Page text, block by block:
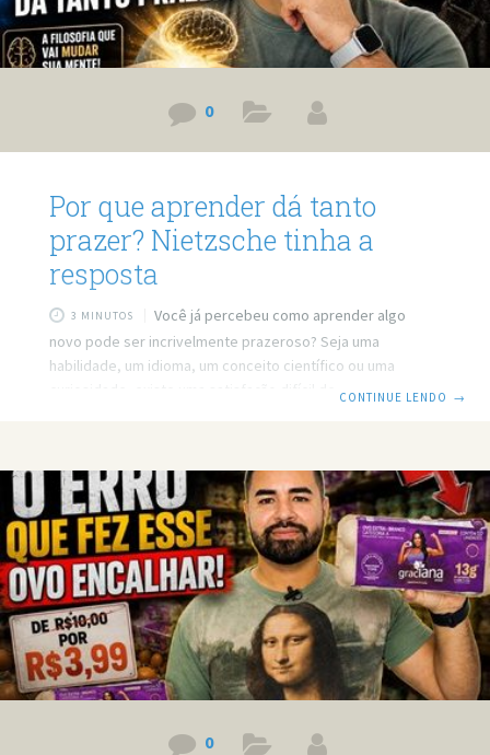
0
Por que aprender dá tanto
prazer? Nietzsche tinha a
resposta
3 MINUTOS
Você já percebeu como aprender algo
novo pode ser incrivelmente prazeroso? Seja uma
habilidade, um idioma, um conceito científico ou uma
curiosidade, existe uma satisfação difícil de explicar
Por que aprender dá prazer? A resposta de Nietzsche Você
já percebeu como é prazeroso aprender algo novo? Pode
ser uma curiosidade sobre o universo, uma palavra em
outro idioma ou uma habilidade
CONTINUE LENDO →
0